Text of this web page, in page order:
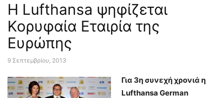
Η Lufthansa ψηφίζεται
Κορυφαία Εταιρία της
Ευρώπης
9 Σεπτεμβρίου, 2013
Για 3η συνεχή χρονιά η
Lufthansa German